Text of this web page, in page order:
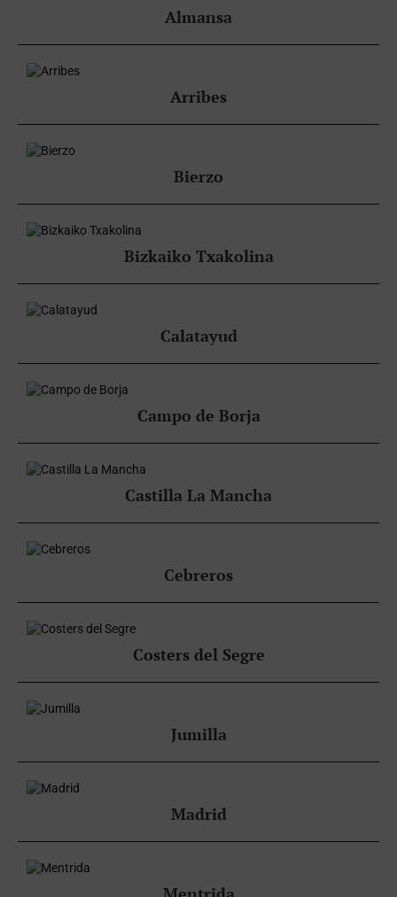
Almansa
Arribes
Bierzo
Bizkaiko Txakolina
Calatayud
Campo de Borja
Castilla La Mancha
Cebreros
Costers del Segre
Jumilla
Madrid